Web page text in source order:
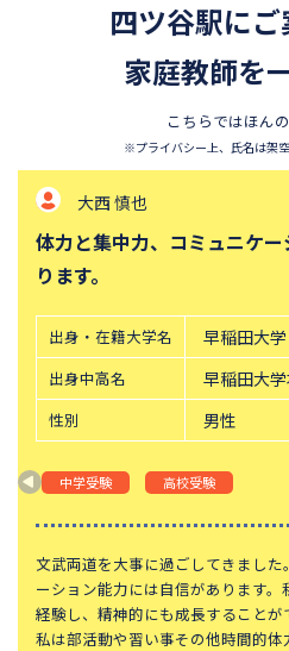
獨協中学校
淑徳中学校
かえつ有明中学校
実践女子学園中学校
成城学園中学校
郁文館中学校
桜美林中学校
淑徳巣鴨中学校
八王子学園八王子中学校
多摩大学目黒中学校
工学院大学附属中学校
京華中学校
四ツ谷駅に
家庭教師を
こちらではほん
※プライバシー上、氏名は架
大西 慎也
体力と集中力、コミュニケ
ります。
出身・在籍大学名 早稲田大
出身中高名 早稲田大
性別 男性
中学受験 高校受験
文武両道を大事に過ごしてきまし
ーション能力には自信があります
経験し、精神的にも成長することが
私は部活動や習い事その他時間的